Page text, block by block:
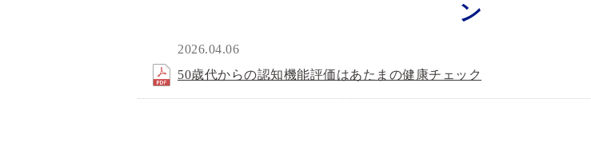
2026.04.06
50歳代からの認知機能評価はあたまの健康チェック